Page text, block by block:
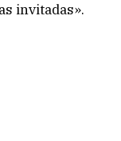
invitadas».